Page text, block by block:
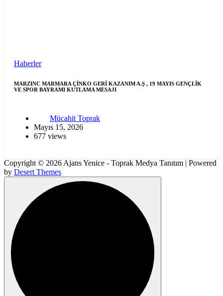
Haberler
MARZINC MARMARA ÇİNKO GERİ KAZANIM A.Ş , 19 MAYIS GENÇLİK
VE SPOR BAYRAMI KUTLAMA MESAJI
Mücahit Toprak
Mayıs 15, 2026
677 views
Copyright © 2026 Ajans Yenice - Toprak Medya Tanıtım | Powered
by Desert Themes